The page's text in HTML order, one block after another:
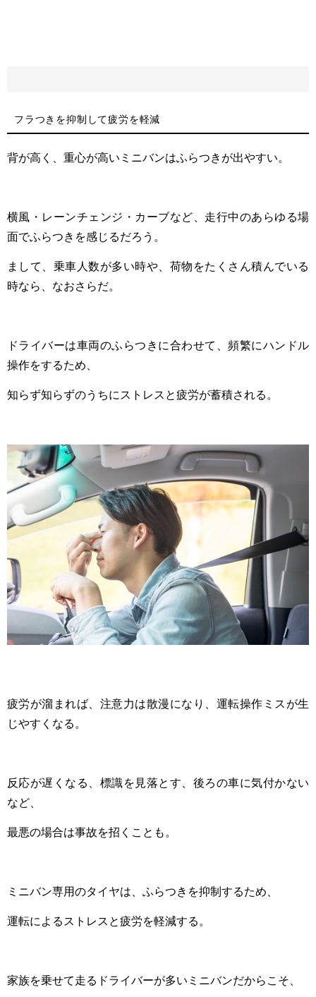
フラつきを抑制して疲労を軽減
背が高く、重心が高いミニバンはふらつきが出やすい。
横風・レーンチェンジ・カーブなど、走行中のあらゆる場
面でふらつきを感じるだろう。
まして、乗車人数が多い時や、荷物をたくさん積んでいる
時なら、なおさらだ。
ドライバーは車両のふらつきに合わせて、頻繁にハンドル
操作をするため、
知らず知らずのうちにストレスと疲労が蓄積される。
疲労が溜まれば、注意力は散漫になり、運転操作ミスが生
じやすくなる。
反応が遅くなる、標識を見落とす、後ろの車に気付かない
など、
最悪の場合は事故を招くことも。
ミニバン専用のタイヤは、ふらつきを抑制するため、
運転によるストレスと疲労を軽減する。
家族を乗せて走るドライバーが多いミニバンだからこそ、